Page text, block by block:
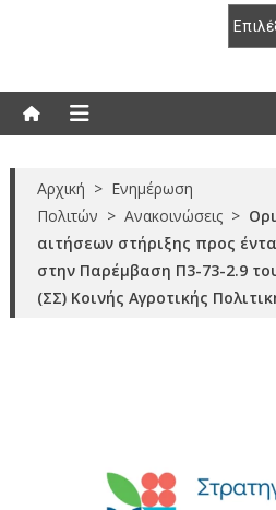
Αρχική > Ενημέρωση
Πολιτών > Ανακοινώσεις >
αιτήσεων στήριξης προς
στην Παρέμβαση Π3-73-2.9
(ΣΣ) Κοινής Αγροτικής